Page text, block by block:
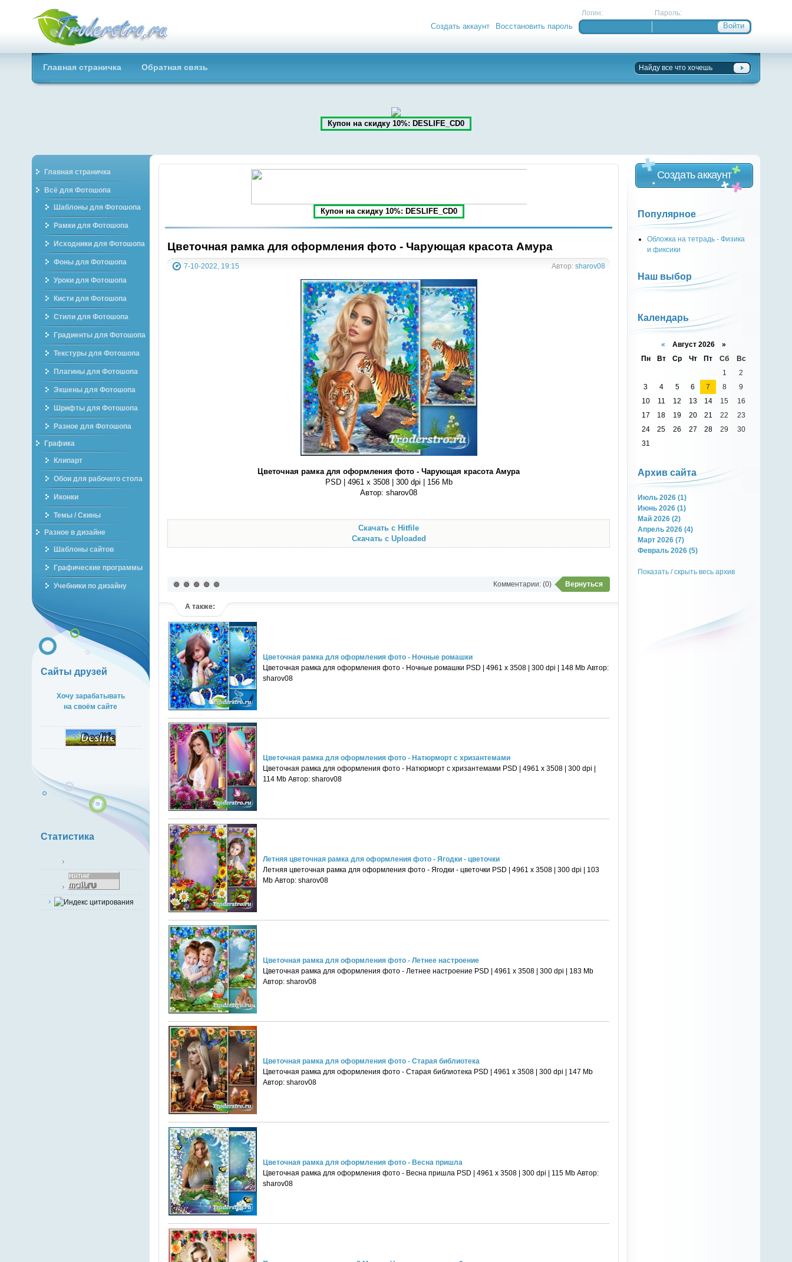
Troderstro.ru -
Портал о
Логин: Пароль:
Создать аккаунт Восстановить пароль
Главная страничка Обратная связь
Купон на скидку 10%: DESLIFE_CD0
Главная страничка
Всё для Фотошопа
Шаблоны для Фотошопа
Рамки для Фотошопа
Исходники для Фотошопа
Фоны для Фотошопа
Уроки для Фотошопа
Кисти для Фотошопа
Стили для Фотошопа
Градиенты для Фотошопа
Текстуры для Фотошопа
Плагины для Фотошопа
Экшены для Фотошопа
Шрифты для Фотошопа
Разное для Фотошопа
Графика
Клипарт
Обои для рабочего стола
Иконки
Темы / Скины
Разное в дизайне
Шаблоны сайтов
Графические программы
Учебники по дизайну
Сайты друзей
Хочу зарабатывать
на своём сайте
Статистика
Купон на скидку 10%: DESLIFE_CD0
Цветочная рамка для оформления фото - Чарующая красота Амура
Автор:sharov08
7-10-2022, 19:15
Цветочная рамка для оформления фото - Чарующая красота Амура
PSD | 4961 х 3508 | 300 dpi | 156 Mb
Автор: sharov08
Скачать с Hitfile
Скачать с Uploaded
Вернуться
Комментарии: (0)
А также:
Цветочная рамка для оформления фото - Ночные ромашки
Цветочная рамка для оформления фото - Ночные ромашки PSD | 4961 х 3508 | 300 dpi | 148 Mb Автор:
sharov08
Цветочная рамка для оформления фото - Натюрморт с хризантемами
Цветочная рамка для оформления фото - Натюрморт с хризантемами PSD | 4961 х 3508 | 300 dpi |
114 Mb Автор: sharov08
Летняя цветочная рамка для оформления фото - Ягодки - цветочки
Летняя цветочная рамка для оформления фото - Ягодки - цветочки PSD | 4961 х 3508 | 300 dpi | 103
Mb Автор: sharov08
Цветочная рамка для оформления фото - Летнее настроение
Цветочная рамка для оформления фото - Летнее настроение PSD | 4961 х 3508 | 300 dpi | 183 Mb
Автор: sharov08
Цветочная рамка для оформления фото - Старая библиотека
Цветочная рамка для оформления фото - Старая библиотека PSD | 4961 х 3508 | 300 dpi | 147 Mb
Автор: sharov08
Цветочная рамка для оформления фото - Весна пришла
Цветочная рамка для оформления фото - Весна пришла PSD | 4961 х 3508 | 300 dpi | 115 Mb Автор:
sharov08
Создать аккаунт
Популярное
Обложка на тетрадь - Физика
и фиксики
Наш выбор
Календарь
« Август 2026 »
Пн
Вт Ср Чт Пт Сб
Вс
1
2
3
4 5 6 7 8
9
10
11 12 13 14 15
16
17
18 19 20 21 22
23
24
25 26 27 28 29
30
31
Архив сайта
Июль 2026 (1)
Июнь 2026 (1)
Май 2026 (2)
Апрель 2026 (4)
Март 2026 (7)
Февраль 2026 (5)
Показать / скрыть весь архив